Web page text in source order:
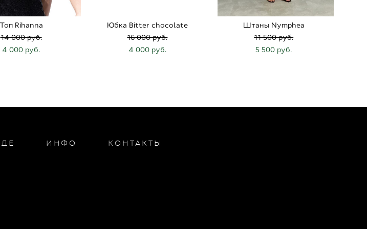
Топ Rihanna
14 000 pуб.
4 000 pуб.
Юбка Bitter chocolate
16 000 pуб.
4 000 pуб.
Штаны Nymphea
11 500 pуб.
5 500 pуб.
ИНФО КОНТАКТЫ